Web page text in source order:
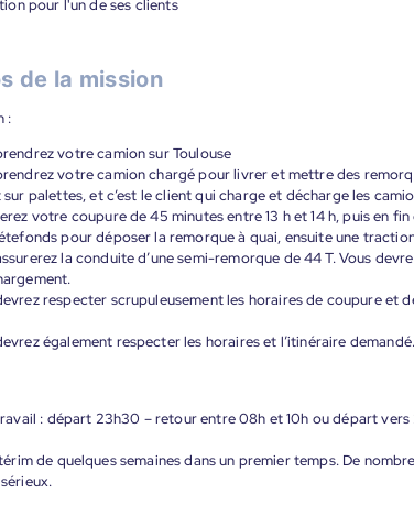
pour l'un de ses clients
de la mission
:
votre camion sur Toulouse
votre camion chargé pour livrer et mettre des
palettes, et c’est le client qui charge et décharge les
votre coupure de 45 minutes entre 13 h et 14 h, puis en
pour déposer la remorque à quai, ensuite une
la conduite d’une semi-remorque de 44 T. Vous
respecter scrupuleusement les horaires de coupure et
également respecter les horaires et l’itinéraire demandé.
: départ 23h30 – retour entre 08h et 10h ou départ
de quelques semaines dans un premier temps. De